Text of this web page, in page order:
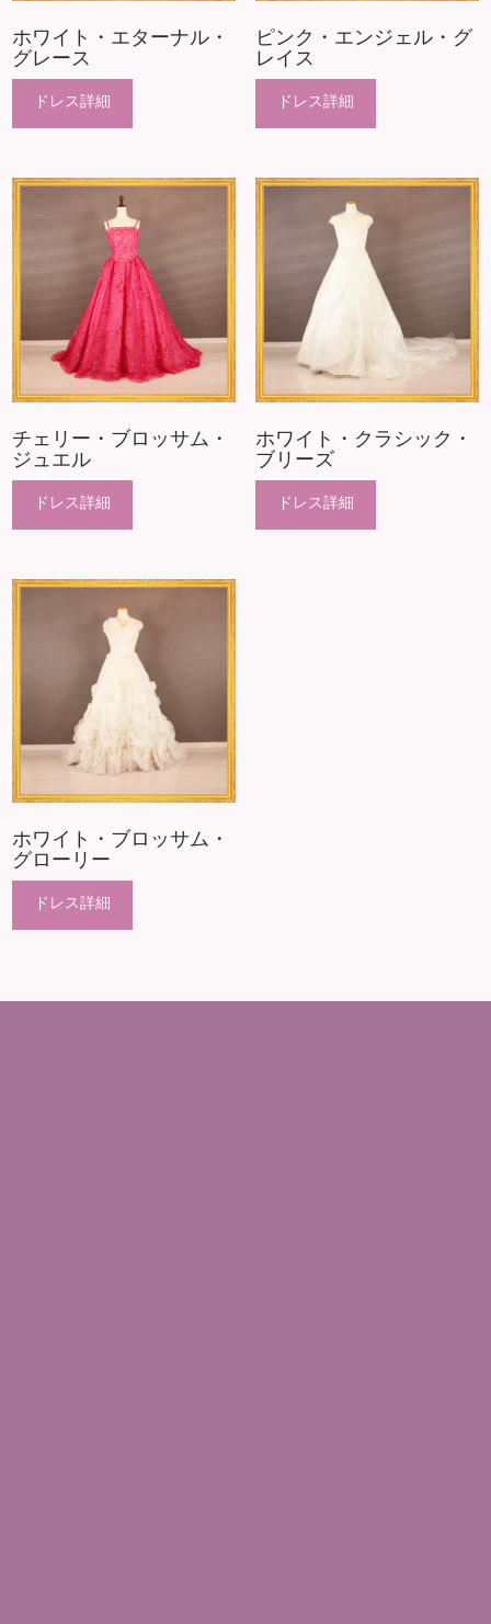
ホワイト・エターナル・
グレース
ピンク・エンジェル・グ
レイス
チェリー・ブロッサム・
ジュエル
ホワイト・クラシック・
ブリーズ
ホワイト・ブロッサム・
グローリー